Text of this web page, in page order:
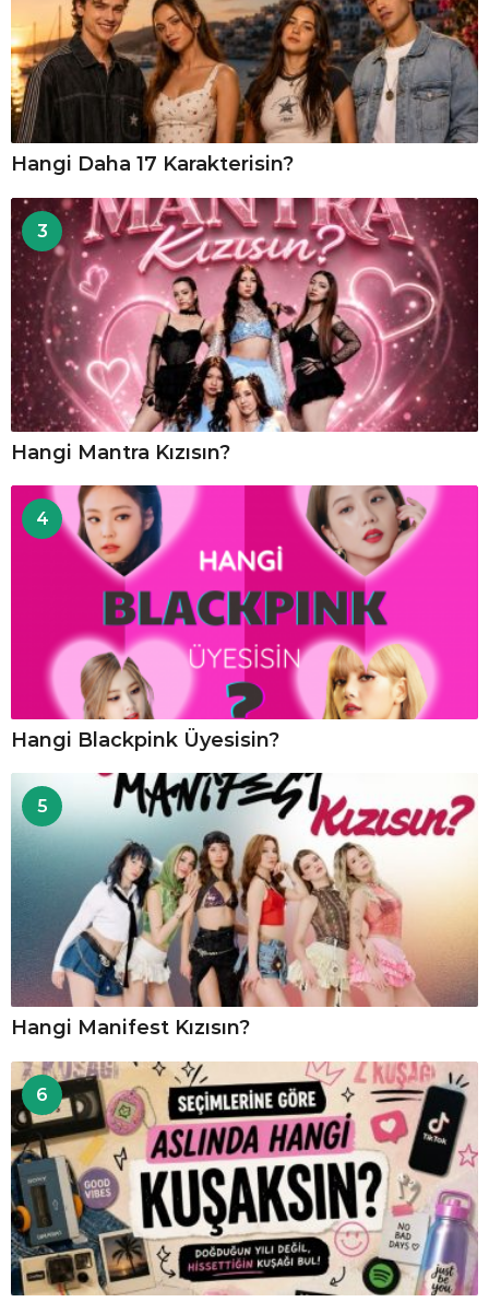
Hangi Daha 17 Karakterisin?
3
Hangi Mantra Kızısın?
4
Hangi Blackpink Üyesisin?
5
Hangi Manifest Kızısın?
6